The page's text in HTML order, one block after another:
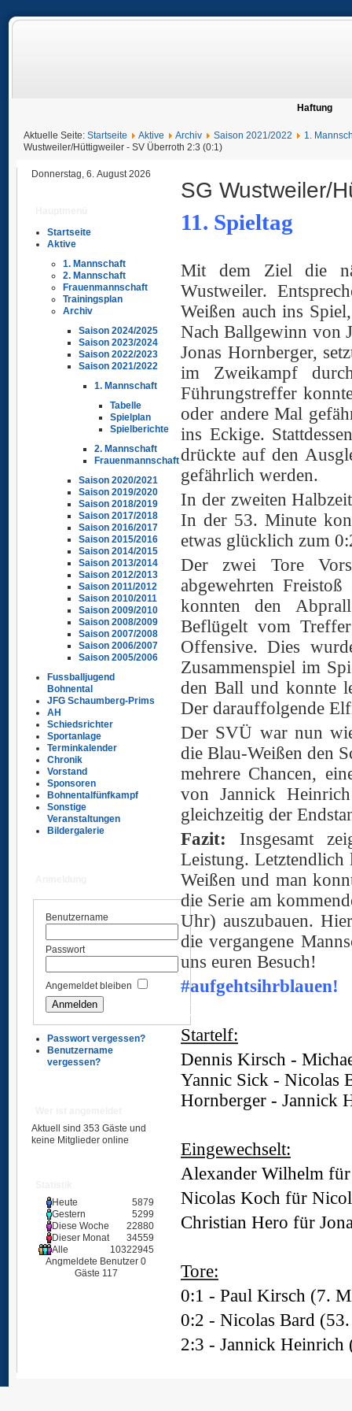
Haftung
Aktuelle Seite: Startseite Aktive Archiv Saison 2021/2022
1.
Wustweiler/Hüttigweiler - SV Überroth 2:3 (0:1)
Donnerstag, 6. August 2026
Startseite
Aktive
1. Mannschaft
2. Mannschaft
Frauenmannschaft
Trainingsplan
Archiv
Saison 2024/2025
Saison 2023/2024
Saison 2022/2023
Saison 2021/2022
1. Mannschaft
Tabelle
Spielplan
Spielberichte
2. Mannschaft
Frauenmannschaft
Saison 2020/2021
Saison 2019/2020
Saison 2018/2019
Saison 2017/2018
Saison 2016/2017
Saison 2015/2016
Saison 2014/2015
Saison 2013/2014
Saison 2012/2013
Saison 2011/2012
Saison 2010/2011
Saison 2009/2010
Saison 2008/2009
Saison 2007/2008
Saison 2006/2007
Saison 2005/2006
Fussballjugend
Bohnental
JFG Schaumberg-Prims
AH
Schiedsrichter
Sportanlage
Terminkalender
Chronik
Vorstand
Sponsoren
Bohnentalfünfkampf
Sonstige
Veranstaltungen
Bildergalerie
Benutzername
Passwort
Angemeldet bleiben
Passwort vergessen?
Benutzername
vergessen?
Aktuell sind 353 Gäste und
keine Mitglieder online
Heute
5879
Gestern
5299
Diese Woche
22880
Dieser Monat
34559
Alle
10322945
Angmeldete Benutzer 0
Gäste 117
SG Wustweiler/
11. Spieltag
Mit dem Ziel die
Wustweiler.
Weißen auch ins
Nach Ballgewinn von
Jonas Hornberger,
im Zweikampf
Führungstreffer
oder andere Mal
ins Eckige.
drückte auf den
gefährlich werden.
In der zweiten
In der 53. Minute
etwas glücklich zum
Der zwei Tore
abgewehrten
konnten den
Beflügelt vom
Offensive. Dies
Zusammenspiel im
den Ball und konnte
Der darauffolgende
Der SVÜ war nun
die Blau-Weißen den
mehrere Chancen,
von Jannick
gleichzeitig der
Fazit: Insgesamt
Leistung.
Weißen und man
die Serie am
Uhr) auszubauen.
die vergangene
uns euren Besuch!
#aufgehtsihrblauen!
Ü
Startelf:
Dennis Kirsch -
Yannic Sick - Nicolas
Hornberger - Jannick
Eingewechselt:
Alexander Wilhelm
Nicolas Koch für
Christian Hero für
Tore:
0:1 - Paul Kirsch (7.
0:2 - Nicolas Bard
2:3 - Jannick Heinrich